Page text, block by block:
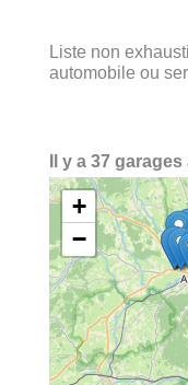
Liste non
automobile ou
Il y a 37
+
−